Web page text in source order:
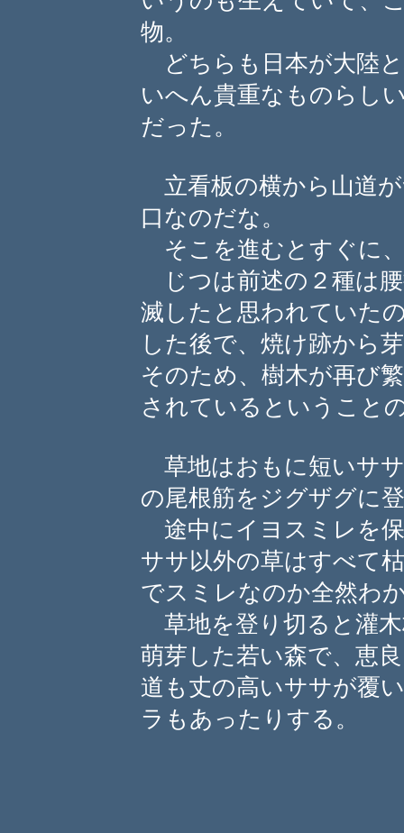
物。
どちらも日本が大陸
いへん貴重なものらし
だった。
立看板の横から山道
口なのだな。
そこを進むとすぐに
じつは前述の２種は
滅したと思われていた
した後で、焼け跡から
そのため、樹木が再び
されているということ
草地はおもに短いサ
の尾根筋をジグザグに
途中にイヨスミレを
ササ以外の草はすべて
でスミレなのか全然わ
草地を登り切ると灌
萌芽した若い森で、恵
道も丈の高いササが覆
ラもあったりする。